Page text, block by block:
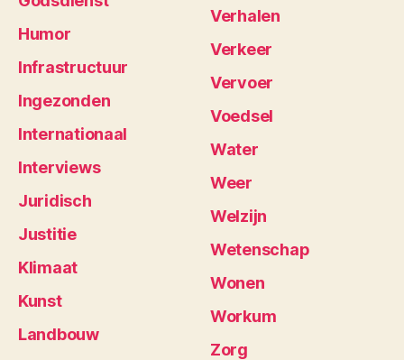
Humor
Infrastructuur
Ingezonden
Internationaal
Interviews
Juridisch
Justitie
Klimaat
Kunst
Landbouw
Verhalen
Verkeer
Vervoer
Voedsel
Water
Weer
Welzijn
Wetenschap
Wonen
Workum
Zorg